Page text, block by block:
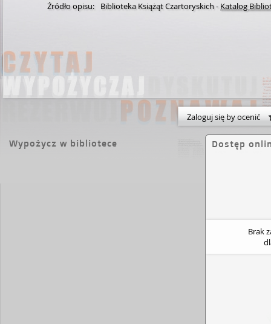
Źródło opisu:
Biblioteka Książąt Czartoryskich - Katalog
Zaloguj się by ocenić
Wypożycz w bibliotece Dostęp
Brak